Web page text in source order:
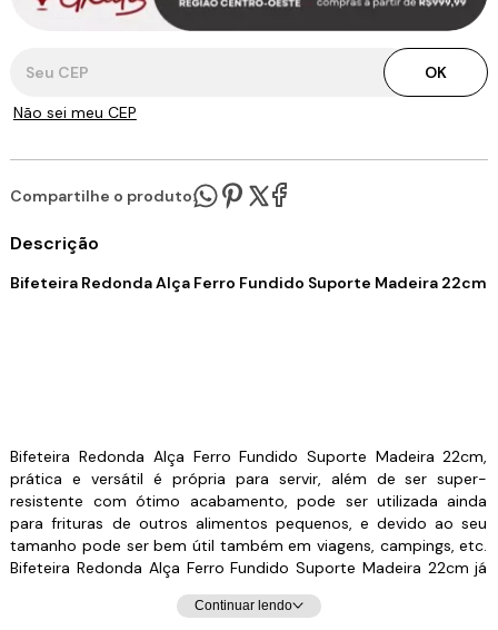
OK
Não sei meu CEP
Compartilhe o produto:
Descrição
Bifeteira Redonda Alça Ferro Fundido Suporte Madeira 22cm
Bifeteira Redonda Alça Ferro Fundido Suporte Madeira 22cm,
prática e versátil é própria para servir, além de ser super-
resistente com ótimo acabamento, pode ser utilizada ainda
para frituras de outros alimentos pequenos, e devido ao seu
tamanho pode ser bem útil também em viagens, campings, etc.
Bifeteira Redonda Alça Ferro Fundido Suporte Madeira 22cm já
vem pronta para o uso, mas recomendamos que aplique uma
fina camada de óleo no interior antes do primeiro uso. Se caso
Continuar lendo